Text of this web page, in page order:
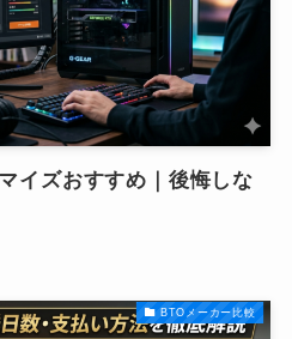
イズおすすめ｜後悔しな
BTOメーカー比較